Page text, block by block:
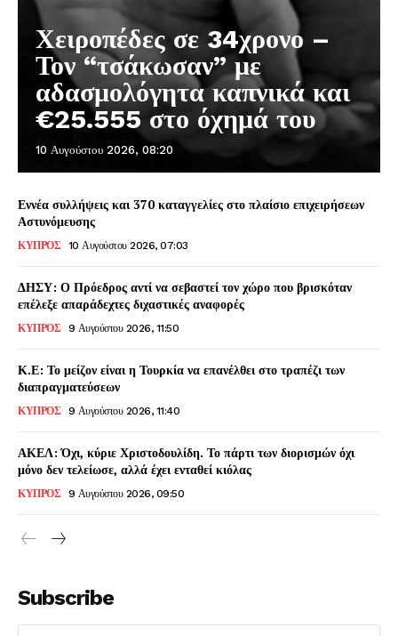
Χειροπέδες σε 34χρονο –
Τον “τσάκωσαν” με
αδασμολόγητα καπνικά και
€25.555 στο όχημά του
10 Αυγούστου 2026, 08:20
Εννέα συλλήψεις και 370 καταγγελίες στο πλαίσιο επιχειρήσεων
Αστυνόμευσης
ΚΥΠΡΟΣ 10 Αυγούστου 2026, 07:03
ΔΗΣΥ: Ο Πρόεδρος αντί να σεβαστεί τον χώρο που βρισκόταν
επέλεξε απαράδεχτες διχαστικές αναφορές
ΚΥΠΡΟΣ 9 Αυγούστου 2026, 11:50
Κ.Ε: Το μείζον είναι η Τουρκία να επανέλθει στο τραπέζι των
διαπραγματεύσεων
ΚΥΠΡΟΣ 9 Αυγούστου 2026, 11:40
ΑΚΕΛ: Όχι, κύριε Χριστοδουλίδη. Το πάρτι των διορισμών όχι
μόνο δεν τελείωσε, αλλά έχει ενταθεί κιόλας
ΚΥΠΡΟΣ 9 Αυγούστου 2026, 09:50
Subscribe